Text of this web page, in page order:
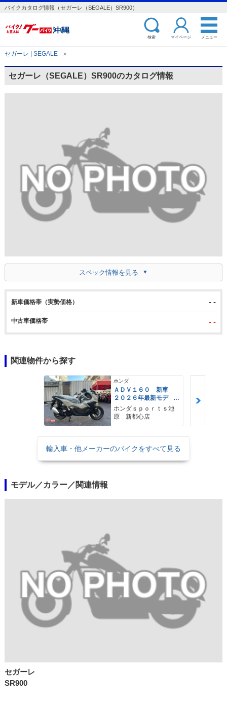
バイクカタログ情報（セガーレ（SEGALE）SR900）
検索 マイページ メニュー
セガーレ | SEGALE ＞
セガーレ（SEGALE）SR900のカタログ情報
スペック情報を見る
新車価格帯（実勢価格） - -
中古車価格帯 - -
関連物件から探す
ホンダ
ＡＤＶ１６０ 新車
２０２６年最新モデ
ル パールスモーキー
グレー スマートキ
ー ２９Ｌメットイ
ホンダｓｐｏｒｔｓ池
原 新都心店
輸入車・他メーカーのバイクをすべて見る
モデル／カラー／関連情報
セガーレ
SR900